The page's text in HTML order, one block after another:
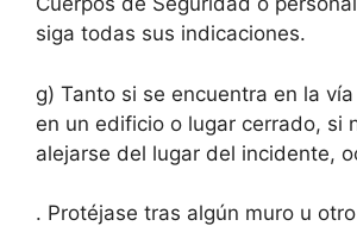
siga todas sus indicaciones.
g) Tanto si se encuentra en la
en un edificio o lugar cerrado, si
alejarse del lugar del incidente,
. Protéjase tras algún muro u